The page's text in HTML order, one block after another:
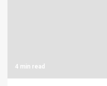
4 min read